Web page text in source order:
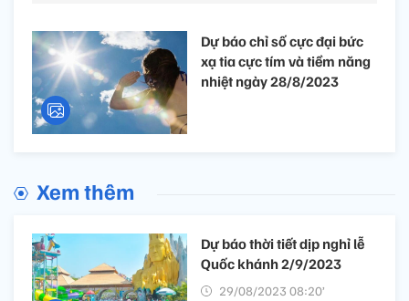
Dự báo chỉ số cực đại bức
xạ tia cực tím và tiềm năng
nhiệt ngày 28/8/2023
Xem thêm
Dự báo thời tiết dịp nghỉ lễ
Quốc khánh 2/9/2023
29/08/2023 08:20’